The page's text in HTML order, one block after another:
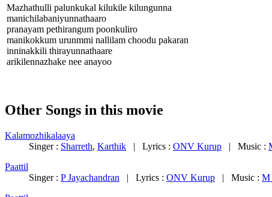
Mazhathulli palunkukal kilukile kilungunna
manichilabaniyunnathaaro
pranayam pethirangum poonkuliro
manikokkum urunmmi nallilam choodu pakaran
inninakkili thirayunnathaare
arikilennazhake nee anayoo
Other Songs in this movie
Kalamozhikalaaya
Singer : Sharreth, Karthik | Lyrics : ONV Kurup | Music :
Paattil
Singer : P Jayachandran | Lyrics : ONV Kurup | Music : M